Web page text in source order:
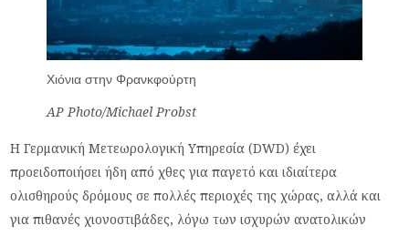
Χιόνια στην Φρανκφούρτη
AP Photo/Michael Probst
Η Γερμανική Μετεωρολογική Υπηρεσία (DWD) έχει
προειδοποιήσει ήδη από χθες για παγετό και ιδιαίτερα
ολισθηρούς δρόμους σε πολλές περιοχές της χώρας, αλλά και
για πιθανές χιονοστιβάδες, λόγω των ισχυρών ανατολικών